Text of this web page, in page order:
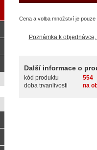
Cena a volba množství je pouze
Poznámka k
Další informace o
kód produktu
554
doba trvanlivosti
na